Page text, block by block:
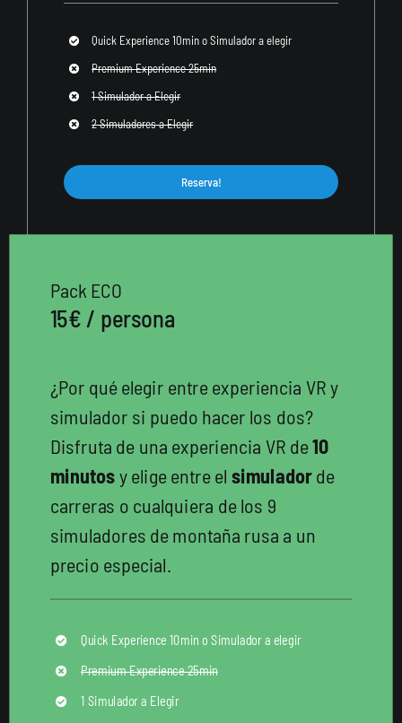
Quick Experience 10min o Simulador a elegir
Premium Experience 25min
1 Simulador a Elegir
2 Simuladores a Elegir
Reserva!
Pack ECO
15€ / persona
¿Por qué elegir entre experiencia VR y
simulador si puedo hacer los dos?
Disfruta de una experiencia VR de10
minutosy elige entre elsimuladorde
carreras o cualquiera de los 9
simuladores de montaña rusa a un
precio especial.
Quick Experience 10min o Simulador a elegir
Premium Experience 25min
1 Simulador a Elegir